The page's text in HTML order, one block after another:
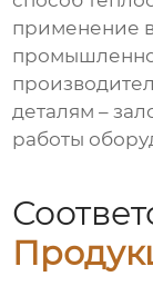
применение
деталям –
работы